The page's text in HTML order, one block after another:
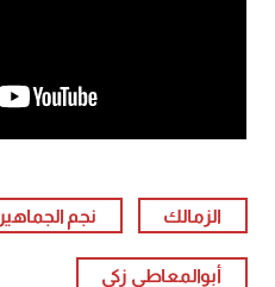
الزمالك نجم الجماهير
أبوالمعاطي زكي